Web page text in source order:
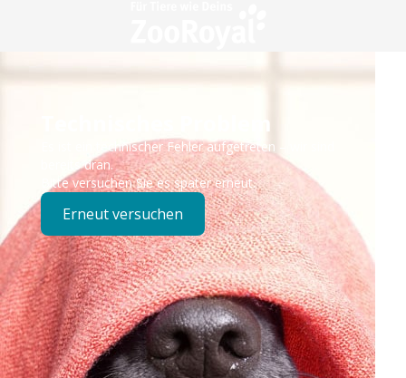
Technisches Problem
Es ist ein technischer Fehler aufgetreten – wir sind
bereits dran.
Bitte versuchen Sie es später erneut.
Erneut versuchen